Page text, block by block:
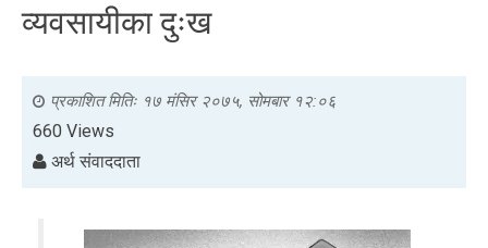
व्यवसायीका दुःख
प्रकाशित मितिः १७ मंसिर २०७५, सोमबार १२:०६
660 Views
अर्थ संवाददाता